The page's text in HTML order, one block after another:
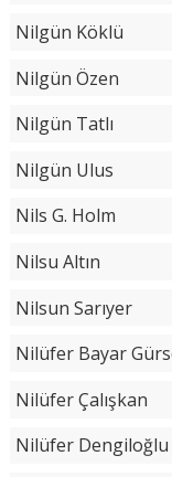
Nilgün Köklü
Nilgün Özen
Nilgün Tatlı
Nilgün Ulus
Nils G. Holm
Nilsu Altın
Nilsun Sarıyer
Nilüfer Bayar
Nilüfer Çalışkan
Nilüfer Dengiloğlu